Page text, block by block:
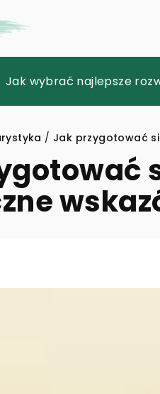
Jakie znaczenie ma
Jak wybrać najlepsze
Jak opanować sztukę
/ Jak przygotować